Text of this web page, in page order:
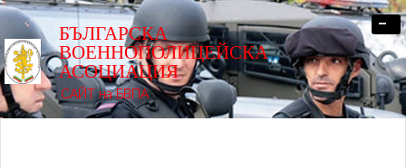
БЪЛГАРСКА
ВОЕННОПОЛИЦЕЙСКА
АСОЦИАЦИЯ
САЙТ на БВПА
-